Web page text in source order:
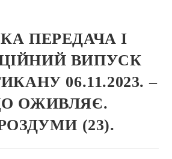
ПЕРЕДАЧА І
ВИПУСК
06.11.2023. –
ОЖИВЛЯЄ.
(23).